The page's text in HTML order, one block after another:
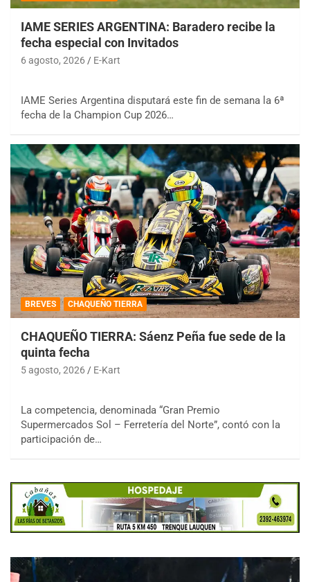
IAME SERIES ARGENTINA: Baradero recibe la
fecha especial con Invitados
6 agosto, 2026 E-Kart
IAME Series Argentina disputará este fin de semana la 6ª
fecha de la Champion Cup 2026…
BREVES CHAQUEÑO TIERRA
CHAQUEÑO TIERRA: Sáenz Peña fue sede de la
quinta fecha
5 agosto, 2026 E-Kart
La competencia, denominada “Gran Premio
Supermercados Sol – Ferretería del Norte”, contó con la
participación de…